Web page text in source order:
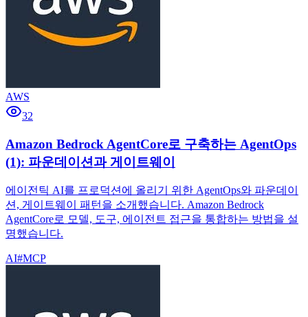
AWS
32
Amazon Bedrock AgentCore로 구축하는 AgentOps
(1): 파운데이션과 게이트웨이
에이전틱 AI를 프로덕션에 올리기 위한 AgentOps와 파운데이
션, 게이트웨이 패턴을 소개했습니다. Amazon Bedrock
AgentCore로 모델, 도구, 에이전트 접근을 통합하는 방법을 설
명했습니다.
AI#MCP